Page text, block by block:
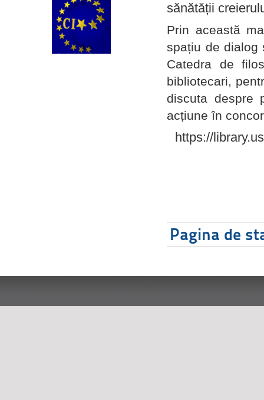
sănătății
Prin această
spațiu de dialog
Catedra de
bibliotecari,
discuta despre
acțiune în
https://
Pagina de